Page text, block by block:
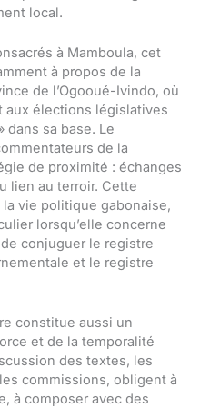
local.
à Mamboula, cet
à propos de la
de l’Ogooué-Ivindo, où
aux élections législatives
dans sa base. Le
de la
de proximité : échanges
lien au terroir. Cette
vie politique gabonaise,
lorsqu’elle concerne
conjuguer le registre
et le registre
constitue aussi un
et de la temporalité
des textes, les
commissions, obligent à
à composer avec des